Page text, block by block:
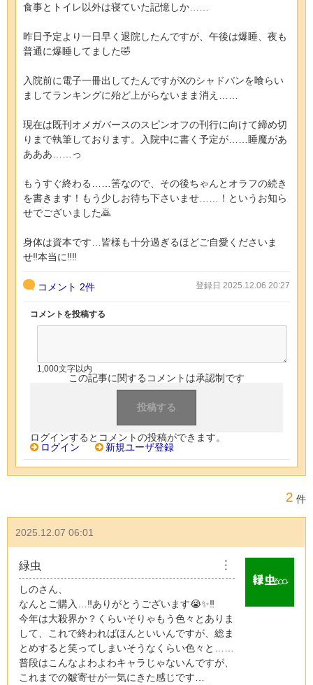
食事とトイレ以外は寝ていた記憶しか……
昨日予定より一日早く退院したんですが、午後は爆睡、夜も
普通に爆睡してました🤣
入院前に電子一冊出してたんですがXのシャドバンを喰らい
ましてランキングに殆ど上がらないまま消え……
現在は既刊オメガバースのスピンオフの刊行に向けて締め切
りまで執筆しております。入院中に書く予定が……睡魔があ
あああ……っ
もうすぐ終わる……筈なので、その後ちゃんとオラフの続き
を書きます！もう少しお待ち下さいませ……！というお知ら
せでございました🙇
身体は資本です…皆様も十分過ぎるほどご自愛くださいま
せ‼️本当に‼️‼️
コメント 2件 登録日 2025.12.06 20:27
コメントを投稿する
1,000文字以内
この記事に関するコメントは承認制です
ログインするとコメントの投稿ができます。
ログイン
新規ユーザ登録
2 件
2025.12.07 06:01
緑虫 ︙
しのさん、
なんとご購入…‼️ありがとうございます😭✨‼️
今年は大殺界か？くらいそりゃもう色々とありま
して、これで終わればほんといいんですが、総ま
とめすると笑ってしまいそうなくらい色々と……
普段はこんなよわよわキャラじゃないんですが、
これまでの皺寄せが一気にきた感じです…